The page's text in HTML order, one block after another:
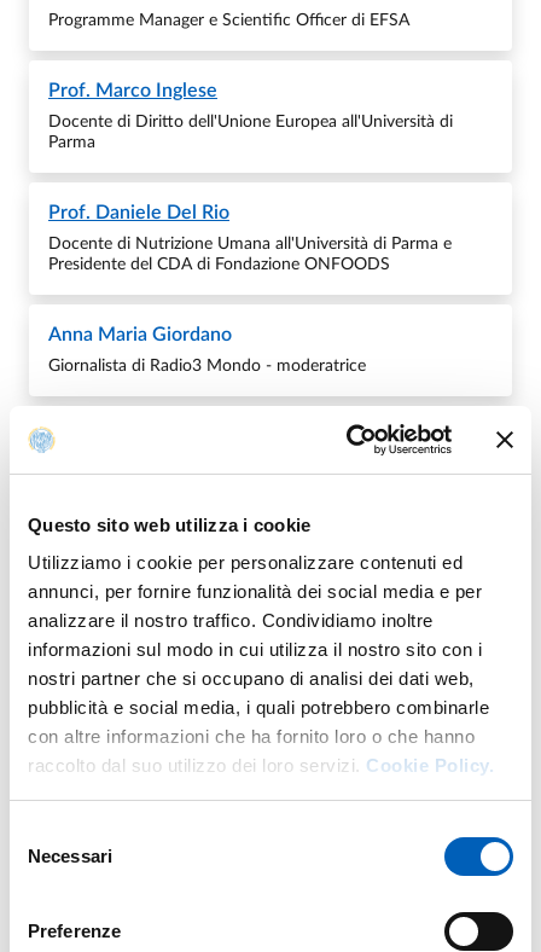
Questo sito web utilizza i cookie
Utilizziamo i cookie per personalizzare contenuti ed
annunci, per fornire funzionalità dei social media e per
analizzare il nostro traffico. Condividiamo inoltre
informazioni sul modo in cui utilizza il nostro sito con i
nostri partner che si occupano di analisi dei dati web,
pubblicità e social media, i quali potrebbero combinarle
con altre informazioni che ha fornito loro o che hanno
raccolto dal suo utilizzo dei loro servizi. Cookie Policy.
delNecessari
Preferenze
Programme Manager e Scientific Officer di EFSA
Prof. Marco Inglese
Docente di Diritto dell'Unione Europea all'Università di
Parma
Prof. Daniele Del Rio
Docente di Nutrizione Umana all'Università di Parma e
Presidente del CDA di Fondazione ONFOODS
Anna Maria Giordano
Giornalista di Radio3 Mondo - moderatrice
PDF
Modalità di accesso
In presenza: Ingresso libero fino esaurimento posti